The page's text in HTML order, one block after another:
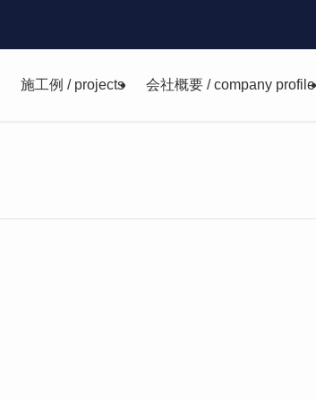
施工例 / projects 会社概要 / company profile